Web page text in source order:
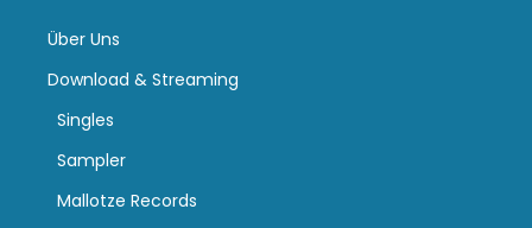
Über Uns
Download & Streaming
Singles
Sampler
Mallotze Records